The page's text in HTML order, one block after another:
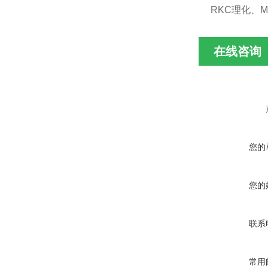
RKC理化、
在线咨询
您的
您的
联系
常用